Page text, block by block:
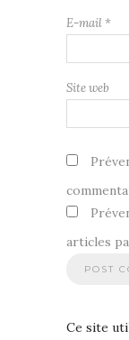
E-mail *
Site web
articles
Ce site